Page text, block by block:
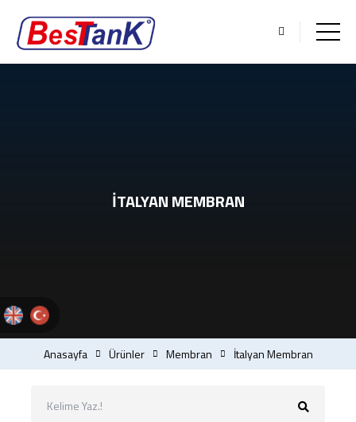
İTALYAN MEMBRAN
Anasayfa Ürünler Membran İtalyan Membran